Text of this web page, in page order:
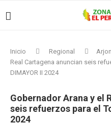
Inicio Regional
Real Cartagena anuncian seis
DIMAYOR II 2024
Gobernador Arana y el
seis refuerzos para el
2024